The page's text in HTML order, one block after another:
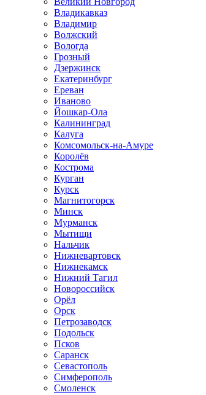
Владикавказ
Владимир
Волжский
Вологда
Грозный
Дзержинск
Екатеринбург
Ереван
Иваново
Йошкар-Ола
Калининград
Калуга
Комсомольск-на-Амуре
Королёв
Кострома
Курган
Курск
Магнитогорск
Минск
Мурманск
Мытищи
Нальчик
Нижневартовск
Нижнекамск
Нижний Тагил
Новороссийск
Орёл
Орск
Петрозаводск
Подольск
Псков
Саранск
Севастополь
Симферополь
Смоленск